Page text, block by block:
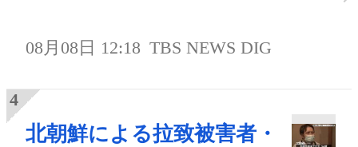
08月08日 12:18 TBS NEWS DIG
北朝鮮による拉致被害者・